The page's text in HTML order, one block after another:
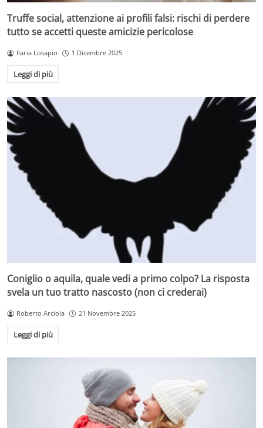
Truffe social, attenzione ai profili falsi: rischi di perdere
tutto se accetti queste amicizie pericolose
Ilaria Losapio 1 Dicembre 2025
Leggi di più
Coniglio o aquila, quale vedi a primo colpo? La risposta
svela un tuo tratto nascosto (non ci crederai)
Roberto Arciola 21 Novembre 2025
Leggi di più